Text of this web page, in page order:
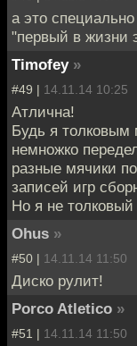
а это
"первый в жизни
Timofey »
#49 | 14.11.14 10:25
Атлична!
Будь я
немножко
разные мячики
записей игр
Но я не
Ohus »
#50 | 14.11.14 11:50
Диско рулит!
Porco Atletico »
#51 | 14.11.14 11:50